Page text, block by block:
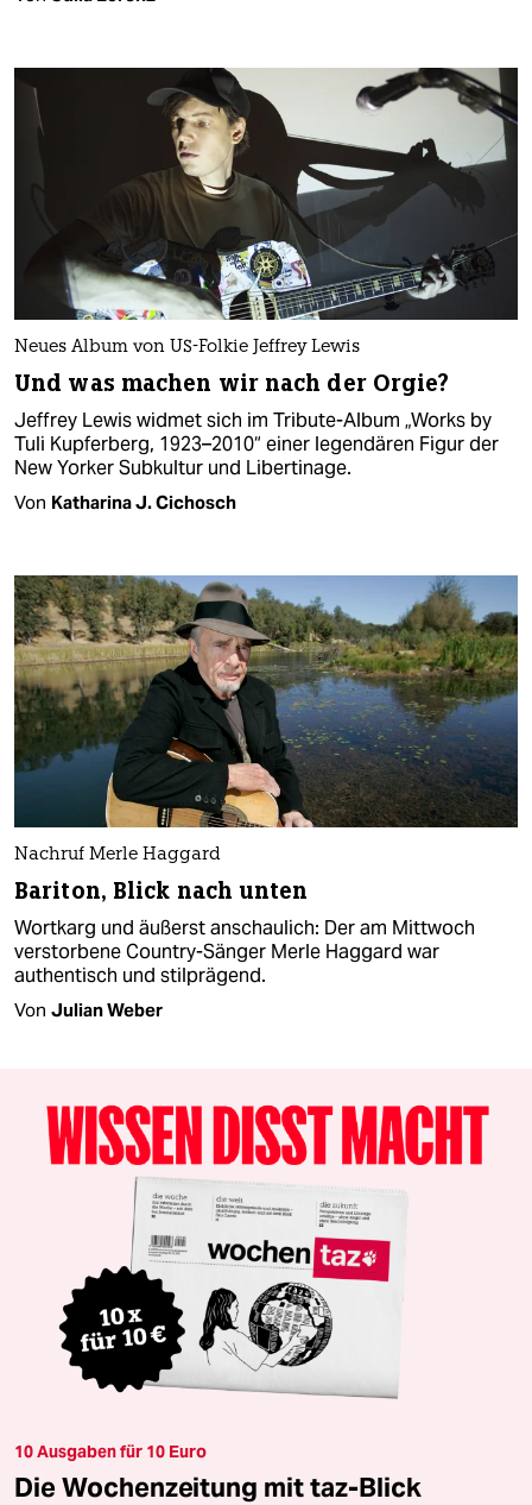
Neues Album von US-Folkie Jeffrey Lewis
Und was machen wir nach der Orgie?
Jeffrey Lewis widmet sich im Tribute-Album „Works by
Tuli Kupferberg, 1923–2010“ einer legendären Figur der
New Yorker Subkultur und Libertinage.
Von Katharina J. Cichosch
Nachruf Merle Haggard
Bariton, Blick nach unten
Wortkarg und äußerst anschaulich: Der am Mittwoch
verstorbene Country-Sänger Merle Haggard war
authentisch und stilprägend.
Von Julian Weber
10 Ausgaben für 10 Euro
Die Wochenzeitung mit taz-Blick